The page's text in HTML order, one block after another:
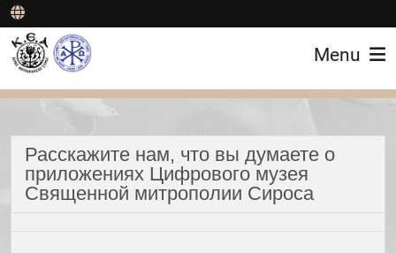
Menu
Расскажите нам, что вы думаете о
приложениях Цифрового музея
Священной митрополии Сироса